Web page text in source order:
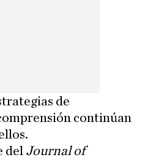
de
continúan
del Journal of